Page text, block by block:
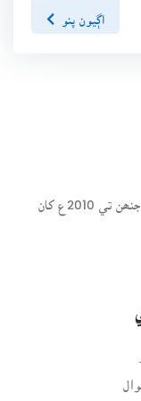
اڳيون پنو
سنڌسلامت ڪتاب گهر ھڪ آن لائين لائبريري آھي، جنھن تي 2010ع کان